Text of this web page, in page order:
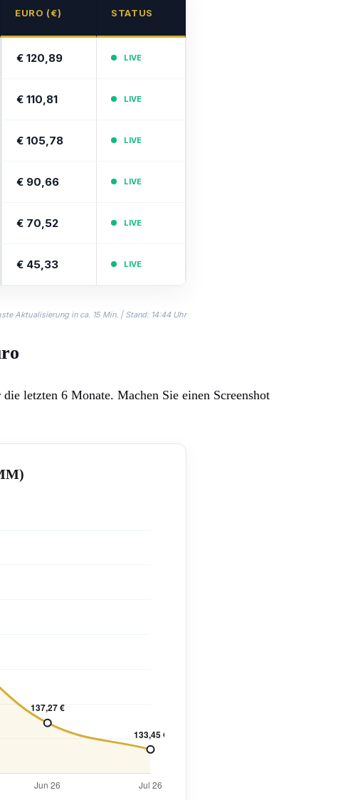
EURO (€) STATUS
€ 120,89 LIVE
€ 110,81 LIVE
€ 105,78 LIVE
€ 90,66 LIVE
€ 70,52 LIVE
€ 45,33 LIVE
Aktualisierung in ca. 15 Min. | Stand: 14:44 Uhr
letzten 6 Monate. Machen Sie einen Screenshot